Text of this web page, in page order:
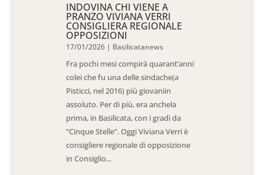
INDOVINA CHI VIENE A
PRANZO VIVIANA VERRI
CONSIGLIERA REGIONALE
OPPOSIZIONI
17/01/2026 | Basilicatanews
Fra pochi mesi compirà quarant’anni
colei che fu una delle sindache(a
Pisticci, nel 2016) più giovaniin
assoluto. Per di più, era anchela
prima, in Basilicata, con i gradi da
“Cinque Stelle”. Oggi Viviana Verri è
consigliere regionale di opposizione
in Consiglio...